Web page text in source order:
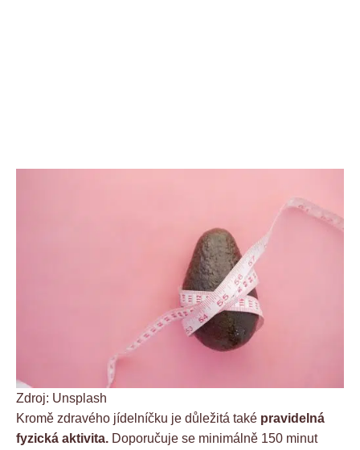
Zdroj: Unsplash
Kromě zdravého jídelníčku je důležitá také pravidelná
fyzická aktivita. Doporučuje se minimálně 150 minut